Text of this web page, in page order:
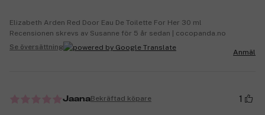
Elizabeth Arden Red Door Eau De Toilette For Her 30 ml
Recensionen skrevs av Susanne för 5 år sedan | cocopanda.no
Se översättning
Anmäl
JaanaBekräftad köpare 1